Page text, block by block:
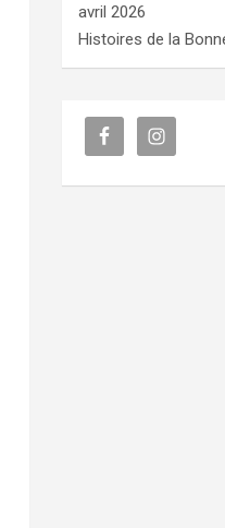
avril 2026
Histoires de la